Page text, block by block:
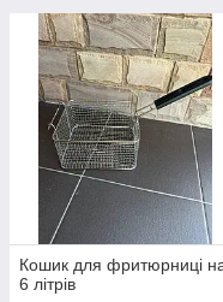
Кошик для фритюрниці
6 літрів